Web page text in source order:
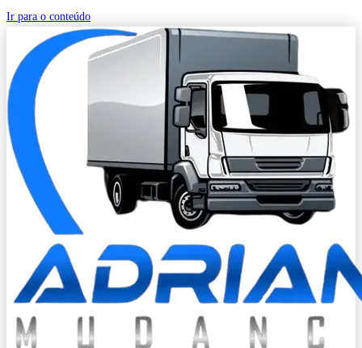
Ir para o conteúdo